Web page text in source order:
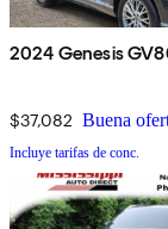
2024 Genesis
$37,082 Buena
Incluye tarifas de conc.